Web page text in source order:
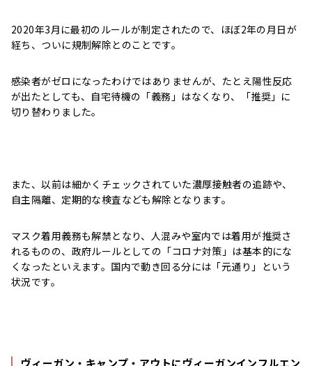
2020年3月に最初のルールが制定されたので、ほぼ2年の月日が
経ち、ついに規制解除とのことです。
感染者がゼロになったわけではありませんが、たとえ陽性反応
が出たとしても、自宅待機の「義務」はなくなり、「推奨」に
切り替わりました。
また、以前は細かくチェックされていた濃厚接触者の追跡や、
自主隔離、定期的な検査なども解除となります。
マスク着用義務も解禁となり、人混みや室内では着用が推奨さ
れるものの、政府ルールとしての「コロナ対策」は基本的にな
くなったといえます。国内で動き回る分には「元通り」という
状況です。
ヴィーガン・キャンプ・アウトにヴィーガンインフルエン